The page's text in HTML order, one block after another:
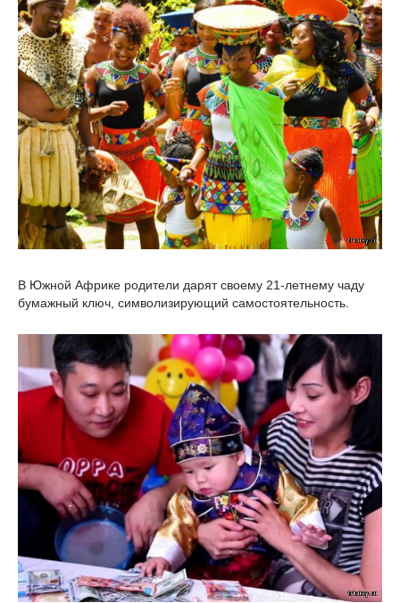
В Южной Африке родители дарят своему 21-летнему чаду
бумажный ключ, символизирующий самостоятельность.